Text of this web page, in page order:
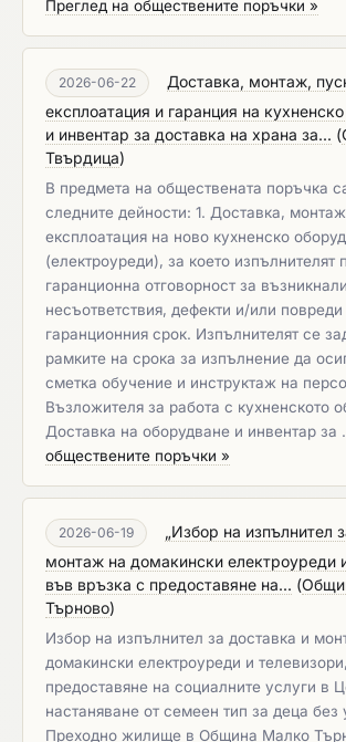
Преглед на обществените поръчки »
2026-06-22
Доставка, монтаж,
експлоатация и гаранция на
и инвентар за доставка на храна за... (
Твърдица)
В предмета на обществената поръчка
следните дейности: 1. Доставка,
експлоатация на ново кухненско
(електроуреди), за което изпълнителят
гаранционна отговорност за възникнали
несъответствия, дефекти и/или
гаранционния срок. Изпълнителят се
рамките на срока за изпълнение да
сметка обучение и инструктаж на
Възложителя за работа с кухненското
Доставка на оборудване и инвентар за
обществените поръчки »
2026-06-19
„Избор на изпълнител
монтаж на домакински електроуреди
във връзка с предоставяне на... (
Търново)
Избор на изпълнител за доставка и
домакински електроуреди и
предоставяне на социалните услуги в
настаняване от семеен тип за деца
Преходно жилище в Община Малко